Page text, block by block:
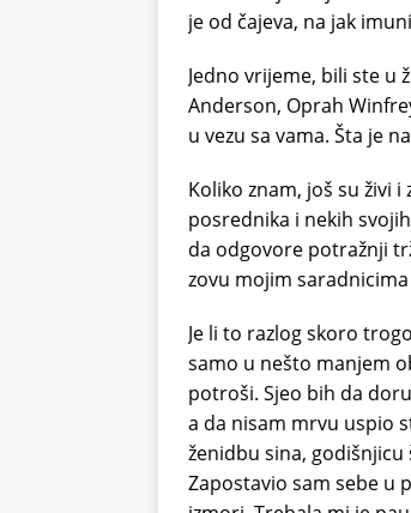
je od čajeva, na jak
Jedno vrijeme, bili ste u
Anderson, Oprah
u vezu sa vama. Šta je
Koliko znam, još su živi
posrednika i nekih
da odgovore potražnji
zovu mojim
Je li to razlog skoro
samo u nešto manjem
potroši. Sjeo bih da
a da nisam mrvu uspio
ženidbu sina,
Zapostavio sam sebe u